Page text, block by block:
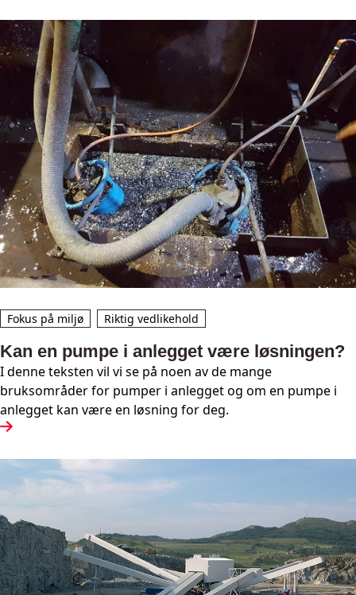
Fokus på miljø Riktig vedlikehold
Kan en pumpe i anlegget være løsningen?
I denne teksten vil vi se på noen av de mange
bruksområder for pumper i anlegget og om en pumpe i
anlegget kan være en løsning for deg.